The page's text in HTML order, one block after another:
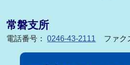
常磐支所
電話番号：0246-43-2111 ファク